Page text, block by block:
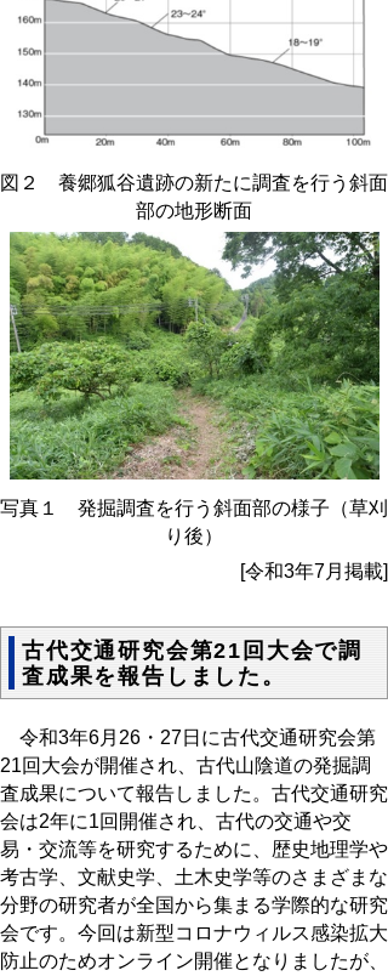
図２ 養郷狐谷遺跡の新たに調査を行う斜面
部の地形断面
写真１ 発掘調査を行う斜面部の様子（草刈
り後）
[令和3年7月掲載]
古代交通研究会第21回大会で調
査成果を報告しました。
令和3年6月26・27日に古代交通研究会第
21回大会が開催され、古代山陰道の発掘調
査成果について報告しました。古代交通研究
会は2年に1回開催され、古代の交通や交
易・交流等を研究するために、歴史地理学や
考古学、文献史学、土木史学等のさまざまな
分野の研究者が全国から集まる学際的な研究
会です。今回は新型コロナウィルス感染拡大
防止のためオンライン開催となりましたが、